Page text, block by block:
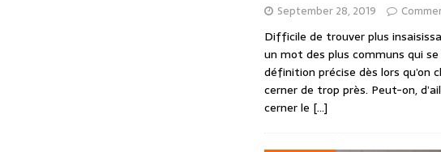
September 28, 2019
Difficile de trouver plus
un mot des plus communs qui
définition précise dès lors qu’on
cerner de trop près. Peut-on,
cerner le […]